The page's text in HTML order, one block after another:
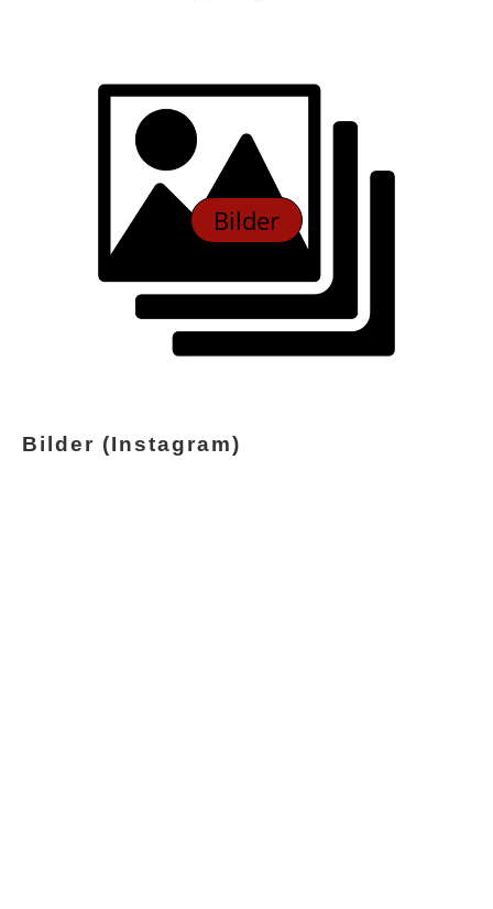
Bilder
Bilder (Instagram)